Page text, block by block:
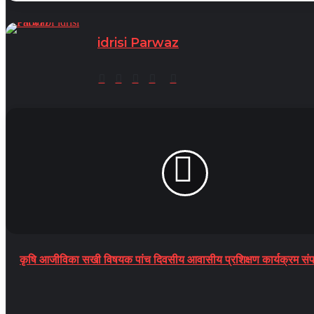
idrisi Parwaz
कृषि आजीविका सखी विषयक पांच दिवसीय आवासीय प्रशिक्षण कार्यक्रम